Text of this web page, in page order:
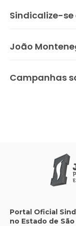
Sindicalize-se
João
Campanhas
Portal Oficial
no Estado de